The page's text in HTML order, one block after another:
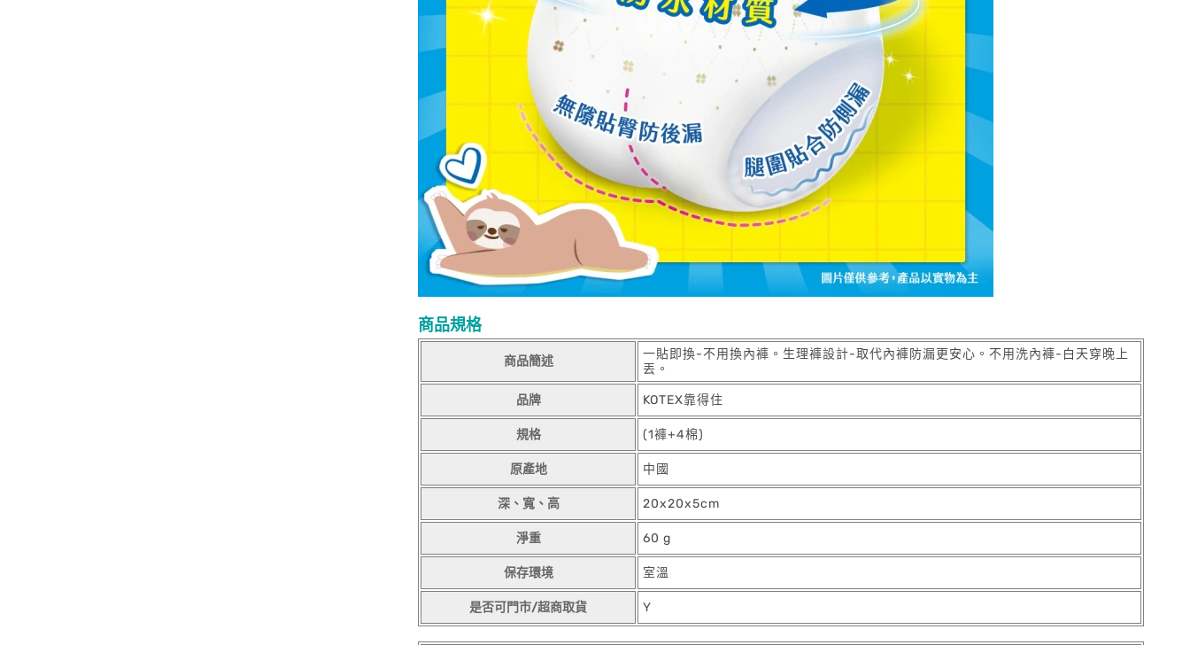
商品規格
商品簡述
一貼即換-不用換內褲。生理褲設計-取代內褲防漏更安心。不用洗內褲-白天穿晚上
丟。
品牌 KOTEX靠得住
規格 (1褲+4棉)
原產地 中國
深、寬、高 20x20x5cm
淨重 60 g
保存環境 室溫
是否可門市/超商取貨 Y